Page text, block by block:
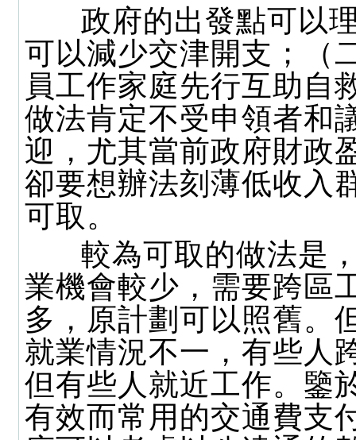
政府的出發點可以
可以減少交津開支；（
員工作家庭先行互助自
做法肯定不受申領者和
迎，尤其當前政府財政
卻要想辦法刻薄低收入
可取。
較為可取的做法是
業機會較少，需要跨區
多，原計劃可以照舊。
就業情況不一，有些人
但有些人就近工作。鑒
有效而常用的交通費支